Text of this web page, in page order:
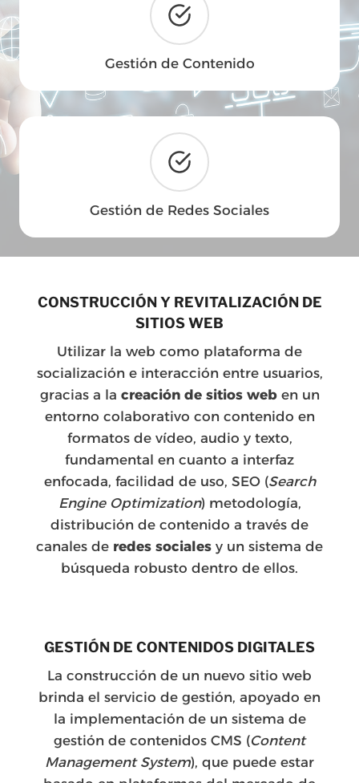
Gestión de Contenido
Gestión de Redes Sociales
CONSTRUCCIÓN Y REVITALIZACIÓN DE
SITIOS WEB
Utilizar la web como plataforma de
socialización e interacción entre usuarios,
gracias a la creación de sitios weben un
entorno colaborativo con contenido en
formatos de vídeo, audio y texto,
fundamental en cuanto a interfaz
enfocada, facilidad de uso, SEO (Search
Engine Optimization) metodología,
distribución de contenido a través de
canales de redes sociales y un sistema de
búsqueda robusto dentro de ellos.
GESTIÓN DE CONTENIDOS DIGITALES
La construcción de un nuevo sitio web
brinda el servicio de gestión, apoyado en
la implementación de un sistema de
gestión de contenidos CMS (Content
Management System), que puede estar